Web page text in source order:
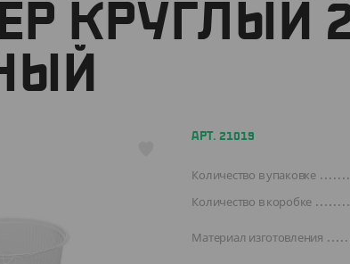
КРУГЛЫЙ
АРТ. 21019
Количество в упаковке
Количество в коробке
Материал изготовления